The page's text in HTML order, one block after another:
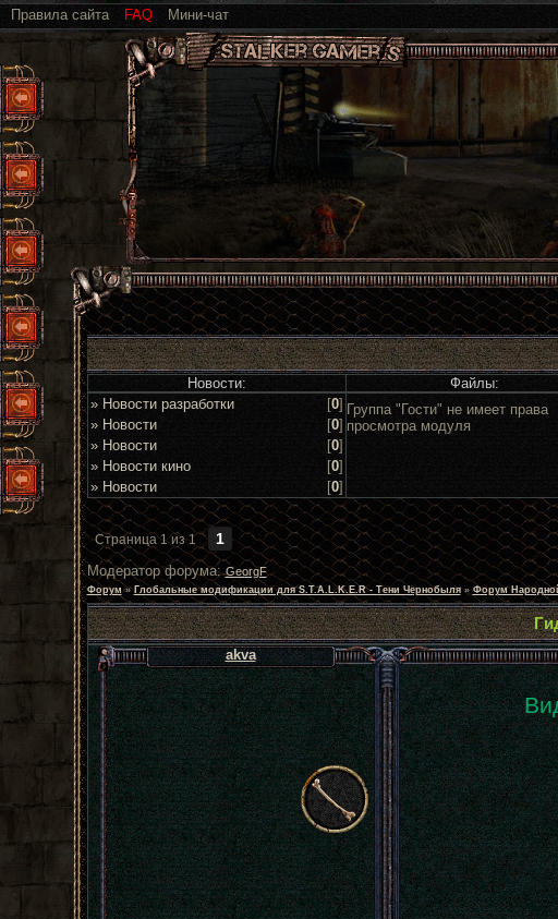
Правила сайта FAQ Мини-чат
Новости: Файлы:
» Новости разработки
[0]
» Новости
[0]
» Новости
[0]
» Новости кино
[0]
» Новости
[0]
Группа "Гости" не имеет права
просмотра модуля
Страница1из1 1
Модератор форума:GeorgF
Форум » Глобальные модификации для S.T.A.L.K.E.R - Тени Чернобыля » Форум
akva